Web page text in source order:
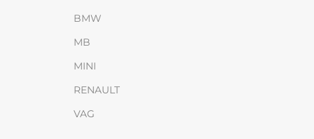
BMW
MB
MINI
RENAULT
VAG